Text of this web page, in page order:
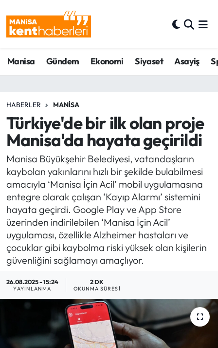
Manisa Gündem Ekonomi Siyaset Asayiş
HABERLER MANISA
Türkiye'de bir ilk olan proje
Manisa'da hayata geçirildi
Manisa Büyükşehir Belediyesi, vatandaşların
kaybolan yakınlarını hızlı bir şekilde bulabilmesi
amacıyla ‘Manisa İçin Acil’ mobil uygulamasına
entegre olarak çalışan ‘Kayıp Alarmı’ sistemini
hayata geçirdi. Google Play ve App Store
üzerinden indirilebilen ‘Manisa İçin Acil’
uygulaması, özellikle Alzheimer hastaları ve
çocuklar gibi kaybolma riski yüksek olan kişilerin
güvenliğini sağlamayı amaçlıyor.
26.08.2025 - 15:24
YAYINLANMA
2 DK
OKUNMA SÜRESI
Ahmetli Hava Durumu
Ahmetli Trafik Yoğunluk Haritası
Son Dakika Haberleri
Haber Arşivi